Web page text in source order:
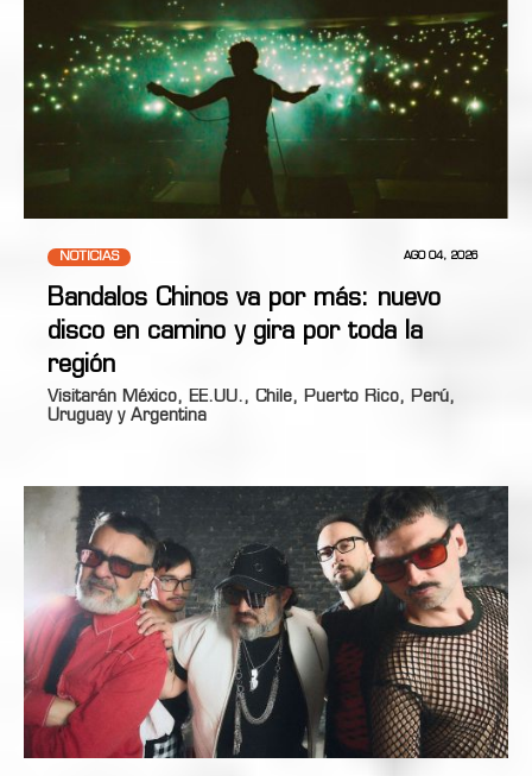
NOTICIAS AGO 04, 2026
Bandalos Chinos va por más: nuevo
disco en camino y gira por toda la
región
Visitarán México, EE.UU., Chile, Puerto Rico, Perú,
Uruguay y Argentina